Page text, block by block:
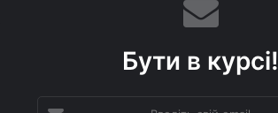
Бути в курсі!